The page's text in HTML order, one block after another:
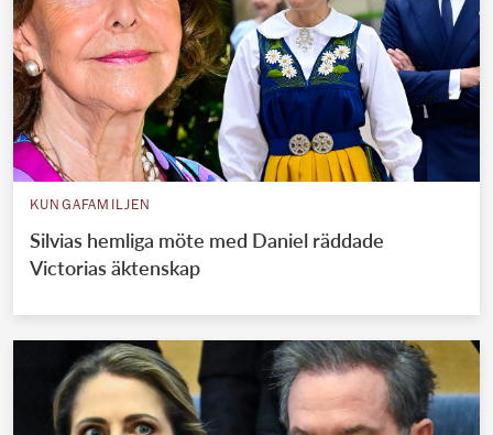
KUNGAFAMILJEN
Silvias hemliga möte med Daniel räddade
Victorias äktenskap